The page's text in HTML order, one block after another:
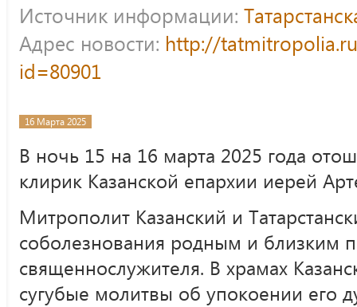
Источник информации:
Адрес новости: http://
id=80901
16 Марта 2025
В ночь 15 на 16 марта 2025 года
клирик Казанской епархии иерей
Митрополит Казанский и
соболезнования родным и близким
священнослужителя. В храмах
сугубые молитвы об упокоении его